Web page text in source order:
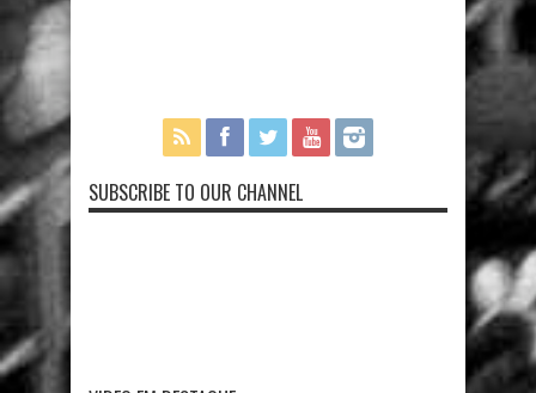
SUBSCRIBE TO OUR CHANNEL